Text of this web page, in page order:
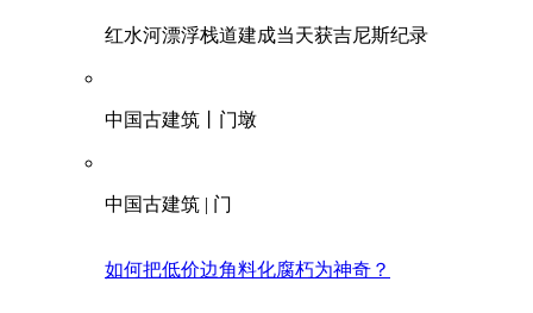
红水河漂浮栈道建成当天获吉尼斯纪录
中国古建筑丨门墩
中国古建筑 | 门
如何把低价边角料化腐朽为神奇？